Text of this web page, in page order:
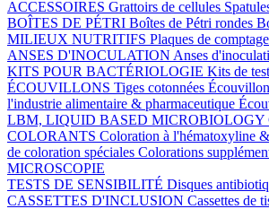
ACCESSOIRES Grattoirs de cellules
BOÎTES DE PÉTRI Boîtes de Pétri rondes
MILIEUX NUTRITIFS Plaques de
ANSES D'INOCULATION Anses
KITS POUR BACTÉRIOLOGIE Kits de test
ÉCOUVILLONS Tiges cotonnées
l'industrie alimentaire & pharmaceutique
LBM, LIQUID BASED MICROBIOLOGY
COLORANTS Coloration à l'hématoxyline
de coloration spéciales Colorations
MICROSCOPIE
TESTS DE SENSIBILITÉ Disques
CASSETTES D'INCLUSION Cassettes de